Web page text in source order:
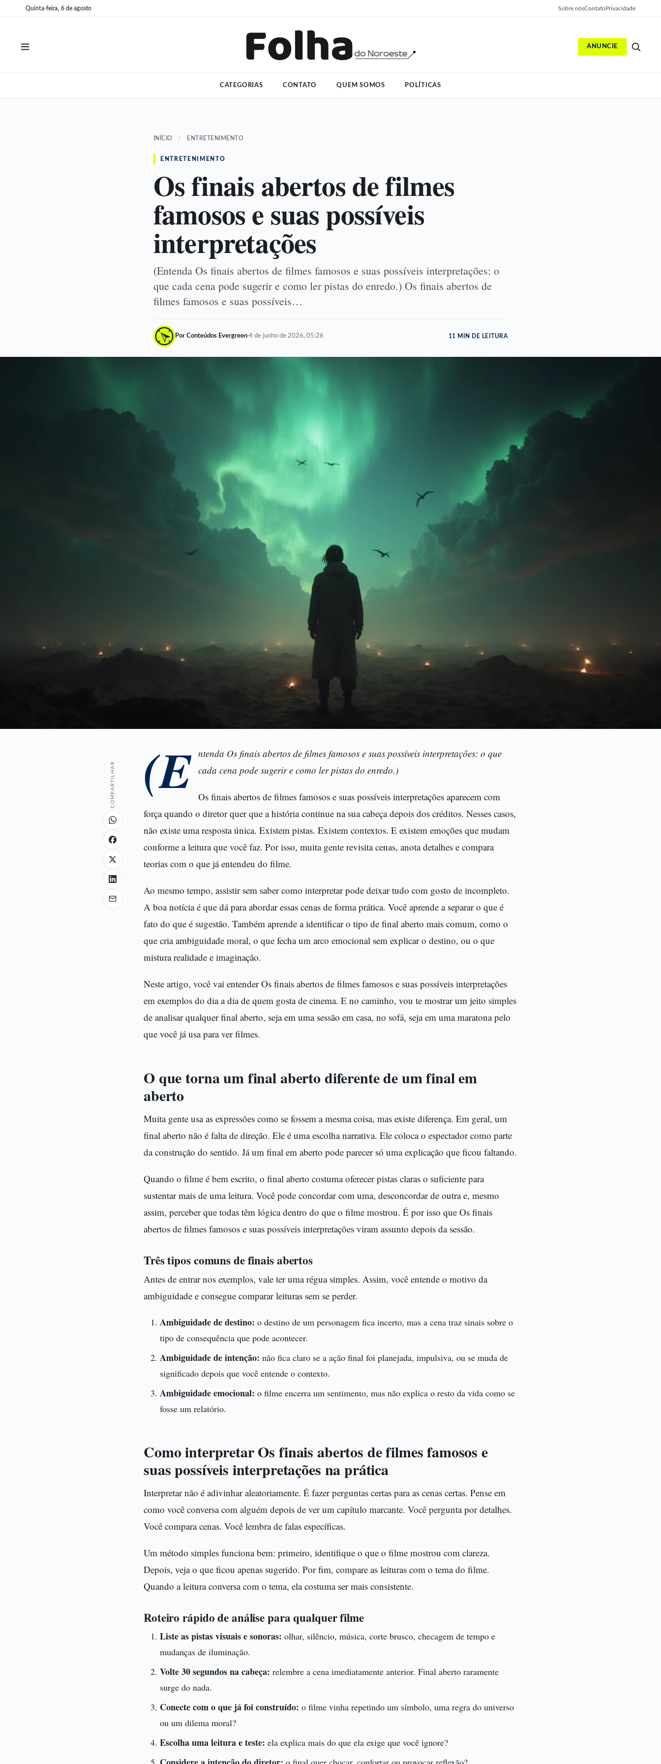
para
para
Quinta-feira, 6 de agosto Sobre nósContatoPrivacidade
ANUNCIE
CATEGORIAS CONTATO QUEM SOMOS POLÍTICAS
INÍCIO / ENTRETENIMENTO
ENTRETENIMENTO
Os finais abertos de filmes
famosos e suas possíveis
interpretações
(Entenda Os finais abertos de filmes famosos e suas possíveis interpretações: o
que cada cena pode sugerir e como ler pistas do enredo.) Os finais abertos de
filmes famosos e suas possíveis…
Por Conteúdos Evergreen·4 de junho de 2026, 05:26 11 MIN DE LEITURA
COMPARTILHAR (E ntenda Os finais abertos de filmes famosos e suas possíveis interpretações: o que
cada cena pode sugerir e como ler pistas do enredo.)
Os finais abertos de filmes famosos e suas possíveis interpretações aparecem com
força quando o diretor quer que a história continue na sua cabeça depois dos créditos. Nesses casos,
não existe uma resposta única. Existem pistas. Existem contextos. E existem emoções que mudam
conforme a leitura que você faz. Por isso, muita gente revisita cenas, anota detalhes e compara
teorias com o que já entendeu do filme.
Ao mesmo tempo, assistir sem saber como interpretar pode deixar tudo com gosto de incompleto.
A boa notícia é que dá para abordar essas cenas de forma prática. Você aprende a separar o que é
fato do que é sugestão. Também aprende a identificar o tipo de final aberto mais comum, como o
que cria ambiguidade moral, o que fecha um arco emocional sem explicar o destino, ou o que
mistura realidade e imaginação.
Neste artigo, você vai entender Os finais abertos de filmes famosos e suas possíveis interpretações
em exemplos do dia a dia de quem gosta de cinema. E no caminho, vou te mostrar um jeito simples
de analisar qualquer final aberto, seja em uma sessão em casa, no sofá, seja em uma maratona pelo
que você já usa para ver filmes.
O que torna um final aberto diferente de um final em
aberto
Muita gente usa as expressões como se fossem a mesma coisa, mas existe diferença. Em geral, um
final aberto não é falta de direção. Ele é uma escolha narrativa. Ele coloca o espectador como parte
da construção do sentido. Já um final em aberto pode parecer só uma explicação que ficou faltando.
Quando o filme é bem escrito, o final aberto costuma oferecer pistas claras o suficiente para
sustentar mais de uma leitura. Você pode concordar com uma, desconcordar de outra e, mesmo
assim, perceber que todas têm lógica dentro do que o filme mostrou. É por isso que Os finais
abertos de filmes famosos e suas possíveis interpretações viram assunto depois da sessão.
Três tipos comuns de finais abertos
Antes de entrar nos exemplos, vale ter uma régua simples. Assim, você entende o motivo da
ambiguidade e consegue comparar leituras sem se perder.
Ambiguidade de destino: o destino de um personagem fica incerto, mas a cena traz sinais sobre o
tipo de consequência que pode acontecer.
Ambiguidade de intenção: não fica claro se a ação final foi planejada, impulsiva, ou se muda de
significado depois que você entende o contexto.
Ambiguidade emocional: o filme encerra um sentimento, mas não explica o resto da vida como se
fosse um relatório.
Como interpretar Os finais abertos de filmes famosos e
suas possíveis interpretações na prática
Interpretar não é adivinhar aleatoriamente. É fazer perguntas certas para as cenas certas. Pense em
como você conversa com alguém depois de ver um capítulo marcante. Você pergunta por detalhes.
Você compara cenas. Você lembra de falas específicas.
Um método simples funciona bem: primeiro, identifique o que o filme mostrou com clareza.
Depois, veja o que ficou apenas sugerido. Por fim, compare as leituras com o tema do filme.
Quando a leitura conversa com o tema, ela costuma ser mais consistente.
Roteiro rápido de análise para qualquer filme
Liste as pistas visuais e sonoras: olhar, silêncio, música, corte brusco, checagem de tempo e
mudanças de iluminação.
Volte 30 segundos na cabeça: relembre a cena imediatamente anterior. Final aberto raramente
surge do nada.
Conecte com o que já foi construído: o filme vinha repetindo um símbolo, uma regra do universo
ou um dilema moral?
Escolha uma leitura e teste: ela explica mais do que ela exige que você ignore?